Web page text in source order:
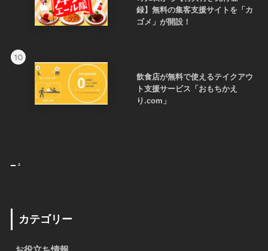
録】無料の集客支援サイトを「カ
ゴメ」が開設！
10
飲食店が無料で使えるテイクアウ
ト支援サービス「おもちかえ
り.com」
.
カテゴリー